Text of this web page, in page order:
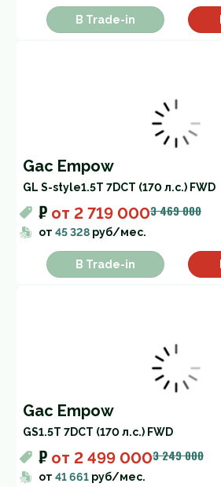
В Trade-in
Gac Empow
GL S-style1.5T 7DCT (170 л.с.) FWD
₽ от 2 719 0003 469 000
от 45 328 руб/мес.
В Trade-in
Gac Empow
GS1.5T 7DCT (170 л.с.) FWD
₽ от 2 499 0003 249 000
от 41 661 руб/мес.